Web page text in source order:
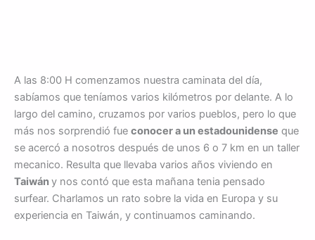
A las 8:00 H comenzamos nuestra caminata del día,
sabíamos que teníamos varios kilómetros por delante. A lo
largo del camino, cruzamos por varios pueblos, pero lo que
más nos sorprendió fue conocer a un estadounidense que
se acercó a nosotros después de unos 6 o 7 km en un taller
mecanico. Resulta que llevaba varios años viviendo en
Taiwány nos contó que esta mañana tenia pensado
surfear. Charlamos un rato sobre la vida en Europa y su
experiencia en Taiwán, y continuamos caminando.